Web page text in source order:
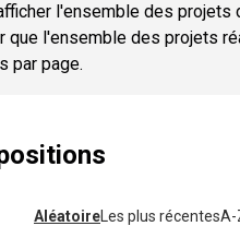
l'ensemble des
l'ensemble des projets
par page.
Aléatoire Les plus récentesA-